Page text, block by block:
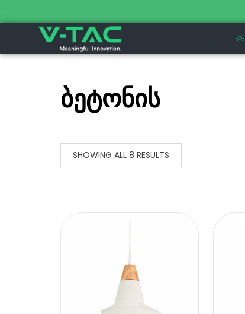
ბეტონის
SHOWING ALL 8 RESULTS